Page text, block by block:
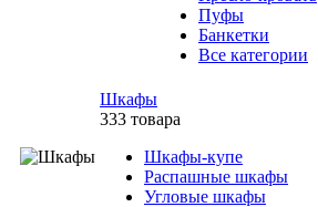
Пуфы
Банкетки
Все категории
Шкафы
333 товара
Шкафы-купе
Распашные шкафы
Угловые шкафы